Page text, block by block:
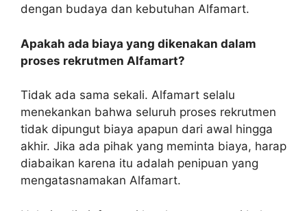
dengan budaya dan kebutuhan Alfamart.
Apakah ada biaya yang dikenakan dalam
proses rekrutmen Alfamart?
Tidak ada sama sekali. Alfamart selalu
menekankan bahwa seluruh proses rekrutmen
tidak dipungut biaya apapun dari awal hingga
akhir. Jika ada pihak yang meminta biaya, harap
diabaikan karena itu adalah penipuan yang
mengatasnamakan Alfamart.